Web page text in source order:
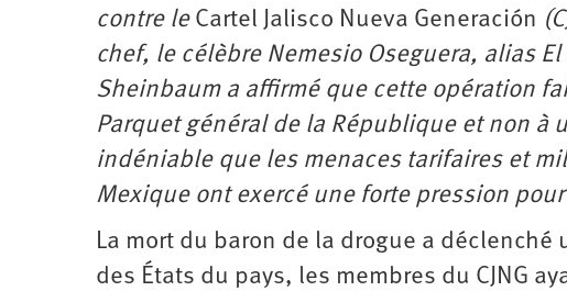
Services
publics
Dans
mon
département
latine
Asie
Europe
Moyen-
Orient
Océanie
contre le Cartel Jalisco Nueva Generación
chef, le célèbre Nemesio Oseguera, alias
Sheinbaum a affirmé que cette opération
Parquet général de la République et non
indéniable que les menaces tarifaires et
Mexique ont exercé une forte pression
La mort du baron de la drogue a
des États du pays, les membres du CJNG